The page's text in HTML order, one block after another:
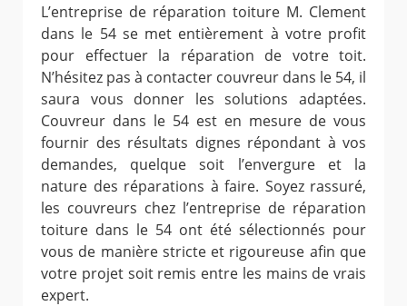
L’entreprise de réparation toiture M. Clement
dans le 54 se met entièrement à votre profit
pour effectuer la réparation de votre toit.
N’hésitez pas à contacter couvreur dans le 54, il
saura vous donner les solutions adaptées.
Couvreur dans le 54 est en mesure de vous
fournir des résultats dignes répondant à vos
demandes, quelque soit l’envergure et la
nature des réparations à faire. Soyez rassuré,
les couvreurs chez l’entreprise de réparation
toiture dans le 54 ont été sélectionnés pour
vous de manière stricte et rigoureuse afin que
votre projet soit remis entre les mains de vrais
expert.